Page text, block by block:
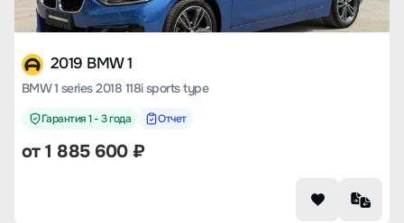
2019 BMW 1
BMW 1 series 2018 118i sports type
Гарантия 1 - 3 года Отчет
от1 885 600₽